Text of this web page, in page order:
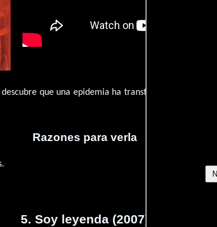
que una epidemia ha transformado el Reino
Razones para verla
5. Soy leyenda (2007)